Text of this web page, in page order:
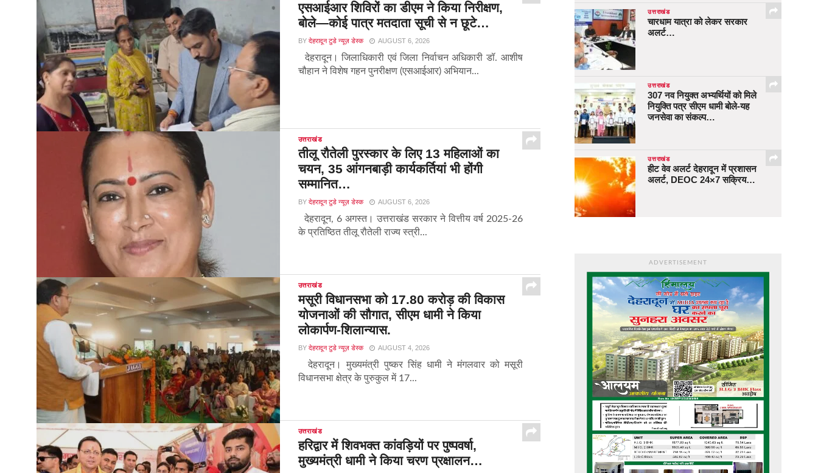
एसआईआर शिविरों का डीएम ने किया निरीक्षण,
बोले—कोई पात्र मतदाता सूची से न छूटे…
BY देहरादून टुडे न्यूज़ डेस्क AUGUST 6, 2026
देहरादून। जिलाधिकारी एवं जिला निर्वाचन अधिकारी डॉ. आशीष
चौहान ने विशेष गहन पुनरीक्षण (एसआईआर) अभियान...
उत्तराखंड
तीलू रौतेली पुरस्कार के लिए 13 महिलाओं का
चयन, 35 आंगनबाड़ी कार्यकर्तियां भी होंगी
सम्मानित…
BY देहरादून टुडे न्यूज़ डेस्क AUGUST 6, 2026
देहरादून, 6 अगस्त। उत्तराखंड सरकार ने वित्तीय वर्ष 2025-26
के प्रतिष्ठित तीलू रौतेली राज्य स्त्री...
उत्तराखंड
मसूरी विधानसभा को 17.80 करोड़ की विकास
योजनाओं की सौगात, सीएम धामी ने किया
लोकार्पण-शिलान्यास.
BY देहरादून टुडे न्यूज़ डेस्क AUGUST 4, 2026
देहरादून। मुख्यमंत्री पुष्कर सिंह धामी ने मंगलवार को मसूरी
विधानसभा क्षेत्र के पुरुकुल में 17...
उत्तराखंड
हरिद्वार में शिवभक्त कांवड़ियों पर पुष्पवर्षा,
मुख्यमंत्री धामी ने किया चरण प्रक्षालन…
उत्तराखंड
चारधाम यात्रा को लेकर सरकार
अलर्ट…
उत्तराखंड
307 नव नियुक्त अभ्यर्थियों को मिले
नियुक्ति पत्र सीएम धामी बोले-यह
जनसेवा का संकल्प…
उत्तराखंड
हीट वेव अलर्ट देहरादून में प्रशासन
अलर्ट, DEOC 24×7 सक्रिय…
ADVERTISEMENT